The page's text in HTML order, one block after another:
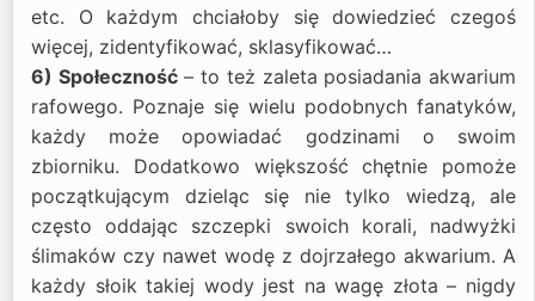
etc. O każdym chciałoby się dowiedzieć czegoś
więcej, zidentyfikować, sklasyfikować…
6) Społeczność– to też zaleta posiadania akwarium
rafowego. Poznaje się wielu podobnych fanatyków,
każdy może opowiadać godzinami o swoim
zbiorniku. Dodatkowo większość chętnie pomoże
początkującym dzieląc się nie tylko wiedzą, ale
często oddając szczepki swoich korali, nadwyżki
ślimaków czy nawet wodę z dojrzałego akwarium. A
każdy słoik takiej wody jest na wagę złota – nigdy